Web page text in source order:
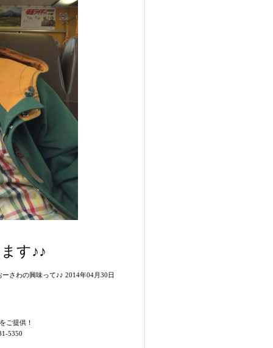
す♪♪
さわの興味って♪♪ 2014年04月30日
ご提供！
5350